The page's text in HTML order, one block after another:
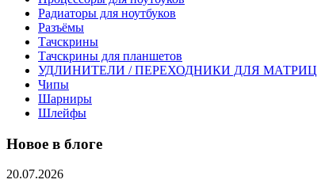
Радиаторы для ноутбуков
Разъёмы
Тачскрины
Тачскрины для планшетов
УДЛИНИТЕЛИ / ПЕРЕХОДНИКИ ДЛЯ МАТРИЦ
Чипы
Шарниры
Шлейфы
Новое в блоге
20.07.2026